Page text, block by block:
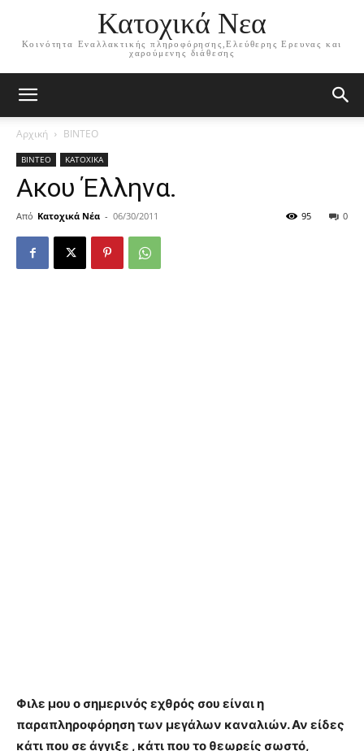
Κατοχικά Νεα
Κοινότητα Εναλλακτικής πληροφόρησης,Ελεύθερης Ερευνας και
χαρούμενης διάθεσης
Αρχική ΒΙΝΤΕΟ
ΒΙΝΤΕΟ ΚΑΤΟΧΙΚΑ
Ακου Έλληνα.
Από Κατοχικά Νέα - 06/30/2011 0
95
Φιλε μου ο σημερινός εχθρός σου είναι η
παραπληροφόρηση των μεγάλων καναλιών. Αν είδες
κάτι που σε άγγιξε , κάτι που το θεωρείς σωστό,